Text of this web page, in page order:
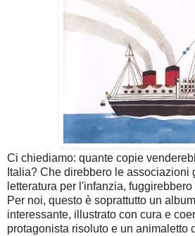
Ci chiediamo: quante copie
Italia? Che direbbero le associazioni
letteratura per l'infanzia,
Per noi, questo è soprattutto un
interessante, illustrato con cura e
protagonista risoluto e un animaletto